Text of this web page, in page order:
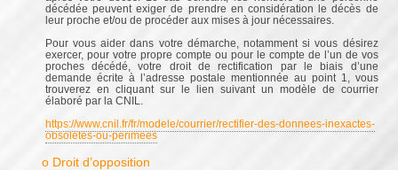
décédée peuvent exiger de prendre en considération le décès de
leur proche et/ou de procéder aux mises à jour nécessaires.
Pour vous aider dans votre démarche, notamment si vous désirez
exercer, pour votre propre compte ou pour le compte de l’un de vos
proches décédé, votre droit de rectification par le biais d’une
demande écrite à l’adresse postale mentionnée au point 1, vous
trouverez en cliquant sur le lien suivant un modèle de courrier
élaboré par la CNIL.
https://www.cnil.fr/fr/modele/courrier/rectifier-des-donnees-inexactes-
obsoletes-ou-perimees
o Droit d’opposition